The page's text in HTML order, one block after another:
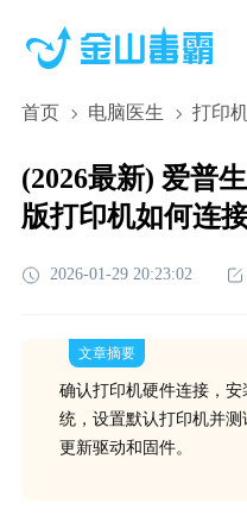
首页 电脑医生 打印
(2026最新) 爱普
版打印机如何连
2026-01-29 20:23:02
文章摘要
确认打印机硬件连接，安
统，设置默认打印机并
更新驱动和固件。